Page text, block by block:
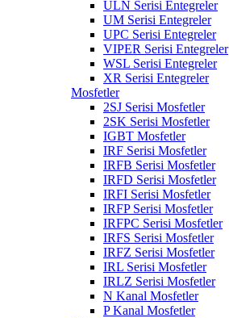
ULN Serisi Entegreler
UM Serisi Entegreler
UPC Serisi Entegreler
VIPER Serisi Entegreler
WSL Serisi Entegreler
XR Serisi Entegreler
Mosfetler
2SJ Serisi Mosfetler
2SK Serisi Mosfetler
IGBT Mosfetler
IRF Serisi Mosfetler
IRFB Serisi Mosfetler
IRFD Serisi Mosfetler
IRFI Serisi Mosfetler
IRFP Serisi Mosfetler
IRFPC Serisi Mosfetler
IRFS Serisi Mosfetler
IRFZ Serisi Mosfetler
IRL Serisi Mosfetler
IRLZ Serisi Mosfetler
N Kanal Mosfetler
P Kanal Mosfetler